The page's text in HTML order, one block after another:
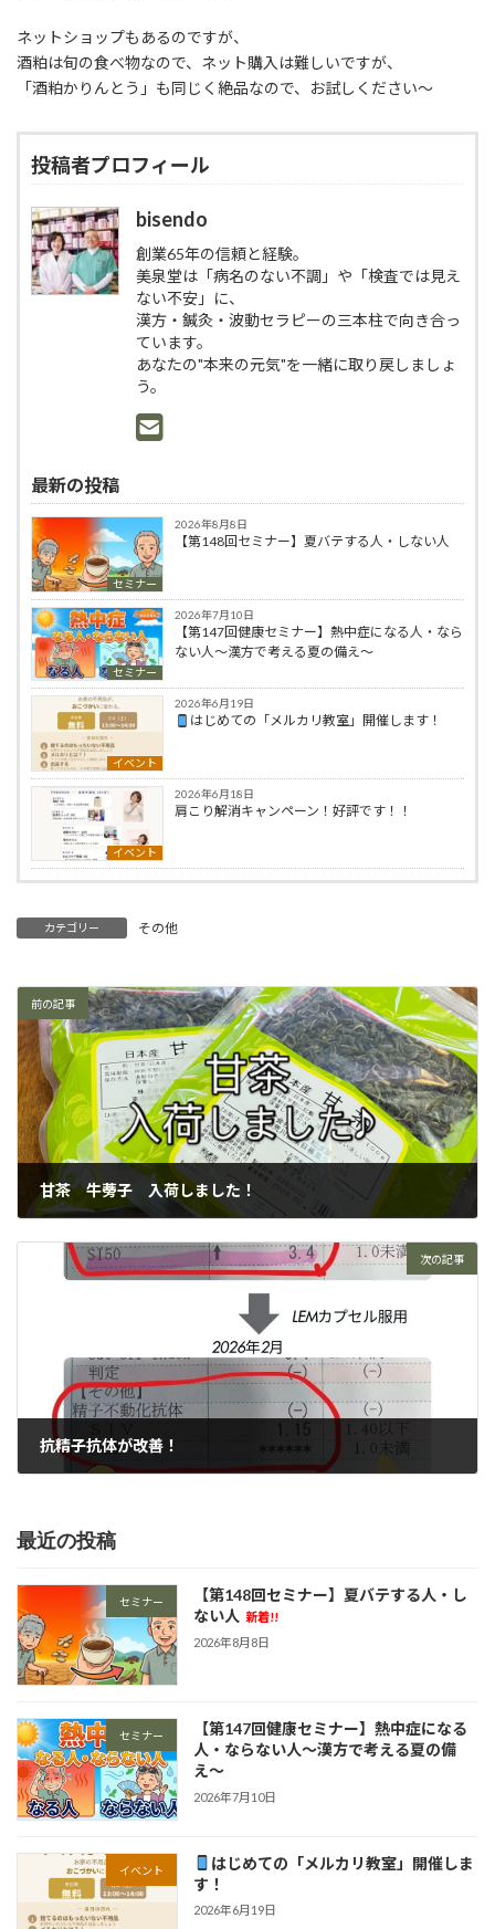
ネットショップもあるのですが、
酒粕は旬の食べ物なので、ネット購入は難しいですが、
「酒粕かりんとう」も同じく絶品なので、お試しください〜
投稿者プロフィール
bisendo
創業65年の信頼と経験。
美泉堂は「病名のない不調」や「検査では見え
ない不安」に、
漢方・鍼灸・波動セラピーの三本柱で向き合っ
ています。
あなたの"本来の元気"を一緒に取り戻しましょ
う。
最新の投稿
セミナー
2026年8月8日
【第148回セミナー】夏バテする人・しない人
セミナー
2026年7月10日
【第147回健康セミナー】熱中症になる人・なら
ない人〜漢方で考える夏の備え〜
イベント
2026年6月19日
はじめての「メルカリ教室」開催します！
イベント
2026年6月18日
肩こり解消キャンペーン！好評です！！
カテゴリー その他
前の記事
甘茶 牛蒡子 入荷しました！
次の記事
抗精子抗体が改善！
最近の投稿
セミナー
【第148回セミナー】夏バテする人・し
ない人 新着!!
2026年8月8日
セミナー
【第147回健康セミナー】熱中症になる
人・ならない人〜漢方で考える夏の備
え〜
2026年7月10日
イベント
はじめての「メルカリ教室」開催しま
す！
2026年6月19日